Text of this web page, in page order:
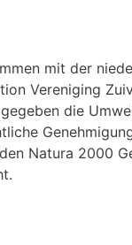
mit der
Vereniging
die
Natura 2000